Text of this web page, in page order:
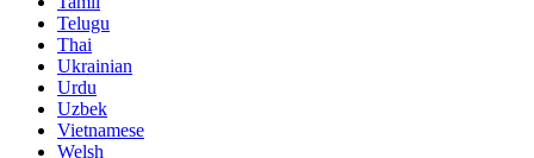
Telugu
Thai
Ukrainian
Urdu
Uzbek
Vietnamese
Welsh